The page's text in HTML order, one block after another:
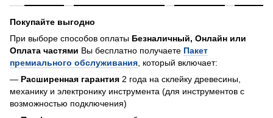
Покупайте выгодно
При выборе способов оплаты Безналичный, Онлайн или
Оплата частями Вы бесплатно получаете Пакет
премиального обслуживания, который включает:
— Расширенная гарантия 2 года на склейку древесины,
механику и электронику инструмента (для инструментов с
возможностью подключения)